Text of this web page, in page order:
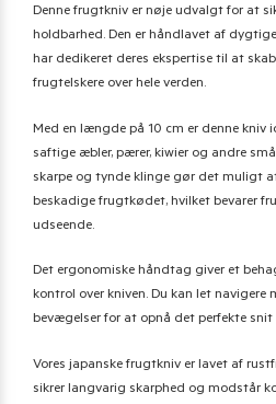
Denne frugtkniv er nøje udvalgt for at
holdbarhed. Den er håndlavet af
har dedikeret deres ekspertise til at
frugtelskere over hele verden.
Med en længde på 10 cm er denne kniv
saftige æbler, pærer, kiwier og andre
skarpe og tynde klinge gør det muligt
beskadige frugtkødet, hvilket bevarer
udseende.
Det ergonomiske håndtag giver et
kontrol over kniven. Du kan let navigere
bevægelser for at opnå det perfekte snit
Vores japanske frugtkniv er lavet af
sikrer langvarig skarphed og modstår